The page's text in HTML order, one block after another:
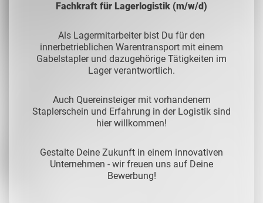
Fachkraft für Lagerlogistik (m/w/d)
Als Lagermitarbeiter bist Du für den
innerbetrieblichen Warentransport mit einem
Gabelstapler und dazugehörige Tätigkeiten im
Lager verantwortlich.
Auch Quereinsteiger mit vorhandenem
Staplerschein und Erfahrung in der Logistik sind
hier willkommen!
Gestalte Deine Zukunft in einem innovativen
Unternehmen - wir freuen uns auf Deine
Bewerbung!